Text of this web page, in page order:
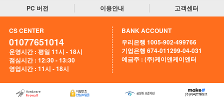
PC 버전 이용안내 고객센터
CS CENTER
01077651014
운영시간 : 평일 11시 - 18시
점심시간 : 12:30 - 13:30
영업시간 : 11시 - 18시
BANK ACCOUNT
우리은행 1005-902-499766
기업은행 674-011299-04-031
예금주 : (주)케이앤케이엔터